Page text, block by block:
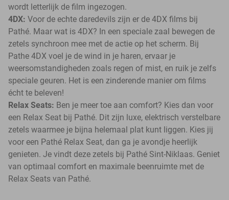
wordt letterlijk de film ingezogen.
4DX: Voor de echte daredevils zijn er de 4DX films bij
Pathé. Maar wat is 4DX? In een speciale zaal bewegen de
zetels synchroon mee met de actie op het scherm. Bij
Pathe 4DX voel je de wind in je haren, ervaar je
weersomstandigheden zoals regen of mist, en ruik je zelfs
speciale geuren. Het is een zinderende manier om films
écht te beleven!
Relax Seats: Ben je meer toe aan comfort? Kies dan voor
een Relax Seat bij Pathé. Dit zijn luxe, elektrisch verstelbare
zetels waarmee je bijna helemaal plat kunt liggen. Kies jij
voor een Pathé Relax Seat, dan ga je avondje heerlijk
genieten. Je vindt deze zetels bij Pathé Sint-Niklaas. Geniet
van optimaal comfort en maximale beenruimte met de
Relax Seats van Pathé.